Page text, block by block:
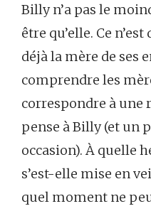
Billy n’a pas le
être qu’elle. Ce
déjà la mère de ses
comprendre les
correspondre à une
pense à Billy (et un
occasion). À quelle
s’est-elle mise en
quel moment ne